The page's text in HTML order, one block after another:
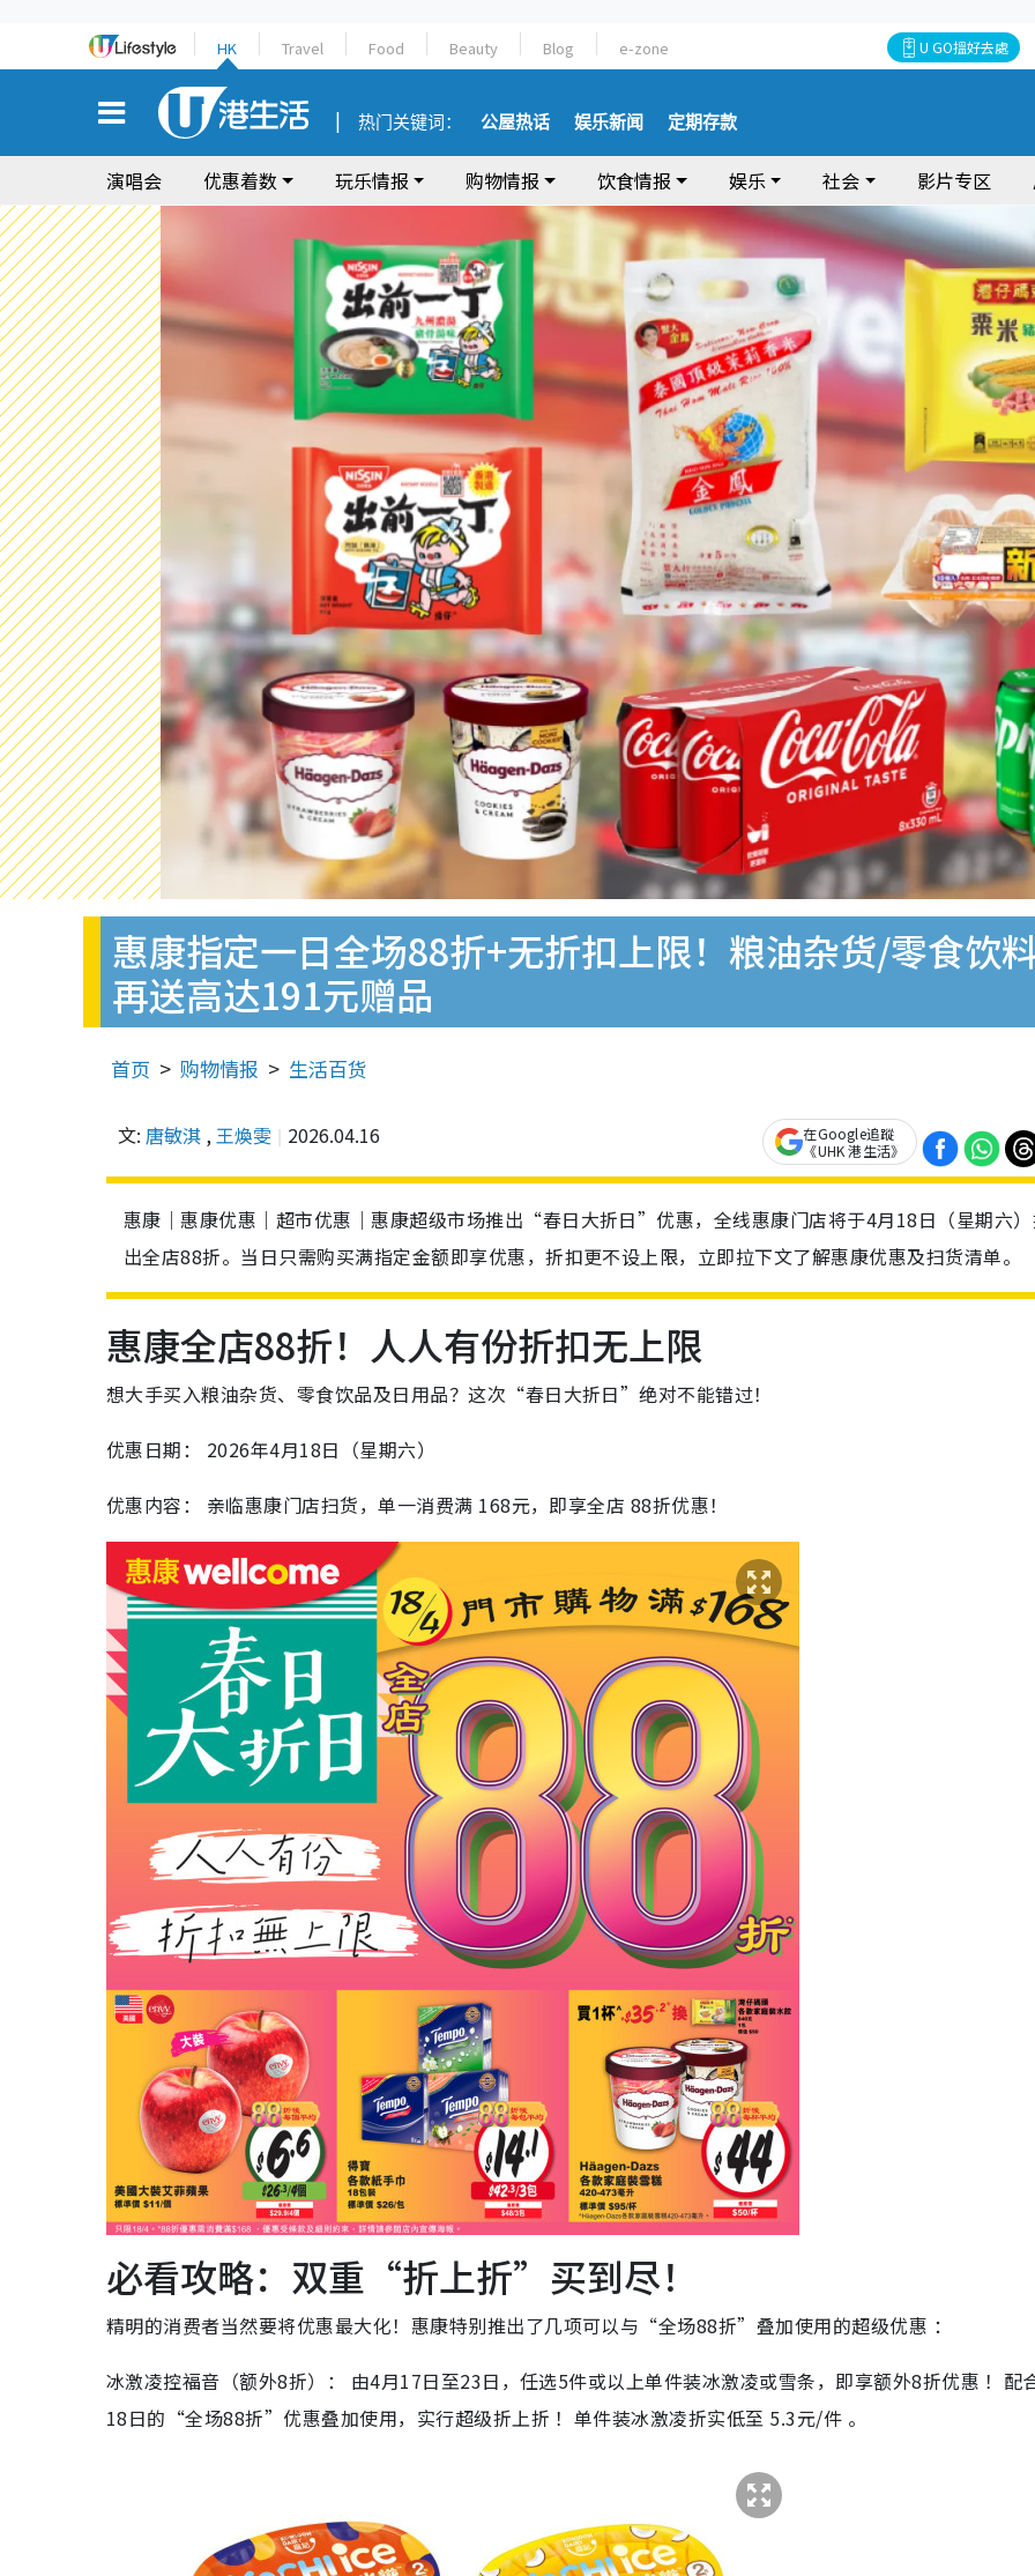
HK Travel Food Beauty Blog e-zone U GO搵好去處
热门关键词： 公屋热话 娱乐新闻 定期存款
演唱会 优惠着数 玩乐情报 购物情报 饮食情报 娱乐 社会 影片专区
惠康指定一日全场88折+无折扣上限！粮油杂货/零食饮
再送高达191元赠品
首页 购物情报 生活百货
文: 唐敏淇 ,王煥雯 2026.04.16
在Google追蹤
《UHK 港生活》
惠康｜惠康优惠｜超市优惠｜惠康超级市场推出“春日大折日”优惠，全线惠康门店将于4月18日（星期六
出全店88折。当日只需购买满指定金额即享优惠，折扣更不设上限，立即拉下文了解惠康优惠及扫货清单。
惠康全店88折！人人有份折扣无上限
想大手买入粮油杂货、零食饮品及日用品？这次“春日大折日”绝对不能错过！
优惠日期： 2026年4月18日（星期六）
优惠内容： 亲临惠康门店扫货，单一消费满 168元，即享全店 88折优惠！
必看攻略：双重“折上折”买到尽！
精明的消费者当然要将优惠最大化！惠康特别推出了几项可以与“全场88折”叠加使用的超级优惠 ：
冰激凌控福音（额外8折）： 由4月17日至23日，任选5件或以上单件装冰激凌或雪条，即享额外8折优惠 ！配
18日的“全场88折”优惠叠加使用，实行超级折上折 ！单件装冰激凌折实低至 5.3元/件 。